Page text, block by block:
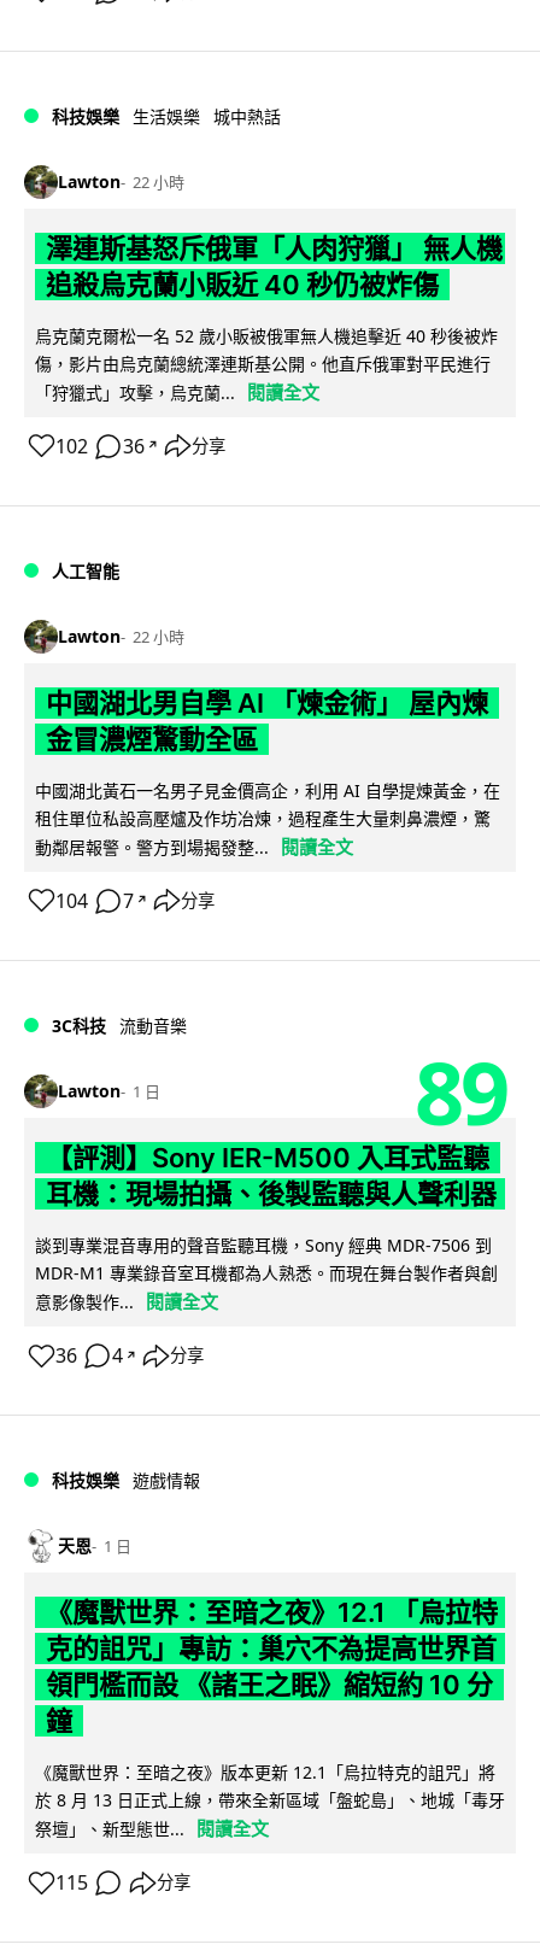
科技娛樂 生活娛樂 城中熱話
Lawton 22 小時
澤連斯基怒斥俄軍「人肉狩獵」 無人機
追殺烏克蘭小販近 40 秒仍被炸傷
烏克蘭克爾松一名 52 歲小販被俄軍無人機追擊近 40 秒後被炸
傷，影片由烏克蘭總統澤連斯基公開。他直斥俄軍對平民進行
「狩獵式」攻擊，烏克蘭...
閱讀全文
102 36 ↗ 分享
人工智能
Lawton 22 小時
中國湖北男自學 AI 「煉金術」 屋內煉
金冒濃煙驚動全區
中國湖北黃石一名男子見金價高企，利用 AI 自學提煉黃金，在
租住單位私設高壓爐及作坊冶煉，過程產生大量刺鼻濃煙，驚
動鄰居報警。警方到場揭發整...
閱讀全文
104 7 ↗ 分享
3C科技 流動音樂
Lawton 1 日 89
【評測】Sony IER-M500 入耳式監聽
耳機：現場拍攝、後製監聽與人聲利器
談到專業混音專用的聲音監聽耳機，Sony 經典 MDR-7506 到
MDR-M1 專業錄音室耳機都為人熟悉。而現在舞台製作者與創
意影像製作...
閱讀全文
36 4 ↗ 分享
科技娛樂 遊戲情報
天恩 1 日
《魔獸世界：至暗之夜》12.1 「烏拉特
克的詛咒」專訪：巢穴不為提高世界首
領門檻而設 《諸王之眠》縮短約 10 分
鐘
《魔獸世界：至暗之夜》版本更新 12.1「烏拉特克的詛咒」將
於 8 月 13 日正式上線，帶來全新區域「盤蛇島」、地城「毒牙
祭壇」、新型態世...
閱讀全文
115 分享